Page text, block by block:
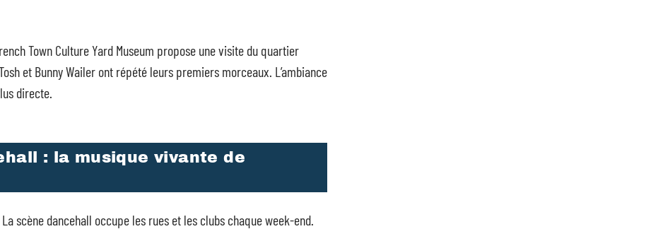
Town Culture Yard Museum propose une visite du quartier
et Bunny Wailer ont répété leurs premiers morceaux. L’ambiance
directe.
: la musique vivante de
scène dancehall occupe les rues et les clubs chaque week-end.